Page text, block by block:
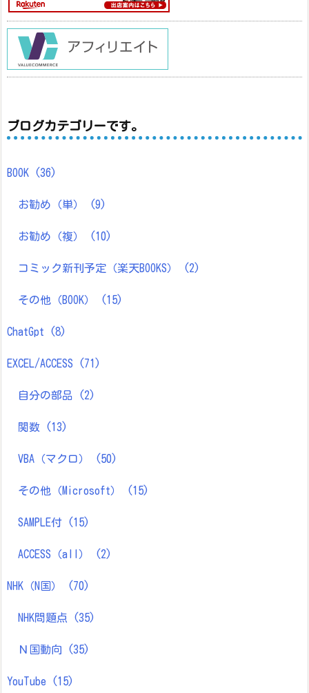
ブログカテゴリーです。
BOOK (36)
お勧め（単） (9)
お勧め（複） (10)
コミック新刊予定（楽天BOOKS） (2)
その他（BOOK） (15)
ChatGpt (8)
EXCEL/ACCESS (71)
自分の部品 (2)
関数 (13)
VBA（マクロ） (50)
その他（Microsoft） (15)
SAMPLE付 (15)
ACCESS（all） (2)
NHK（N国） (70)
NHK問題点 (35)
Ｎ国動向 (35)
YouTube (15)